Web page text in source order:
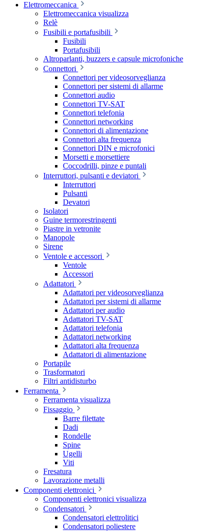
Elettromeccanica
Elettromeccanica visualizza
Relè
Fusibili e portafusibili
Fusibili
Portafusibili
Altroparlanti, buzzers e capsule microfoniche
Connettori
Connettori per videosorveglianza
Connettori per sistemi di allarme
Connettori audio
Connettori TV-SAT
Connettori telefonia
Connettori networking
Connettori di alimentazione
Connettori alta frequenza
Connettori DIN e microfonici
Morsetti e morsettiere
Coccodrilli, pinze e puntali
Interruttori, pulsanti e deviatori
Interruttori
Pulsanti
Devatori
Isolatori
Guine termorestringenti
Piastre in vetronite
Manopole
Sirene
Ventole e accessori
Ventole
Accessori
Adattatori
Adattatori per videosorveglianza
Adattatori per sistemi di allarme
Adattatori per audio
Adattatori TV-SAT
Adattatori telefonia
Adattatori networking
Adattatori alta frequenza
Adattatori di alimentazione
Portapile
Trasformatori
Filtri antidisturbo
Ferramenta
Ferramenta visualizza
Fissaggio
Barre filettate
Dadi
Rondelle
Spine
Ugelli
Viti
Fresatura
Lavorazione metalli
Componenti elettronici
Componenti elettronici visualizza
Condensatori
Condensatori elettrolitici
Condensatori poliestere